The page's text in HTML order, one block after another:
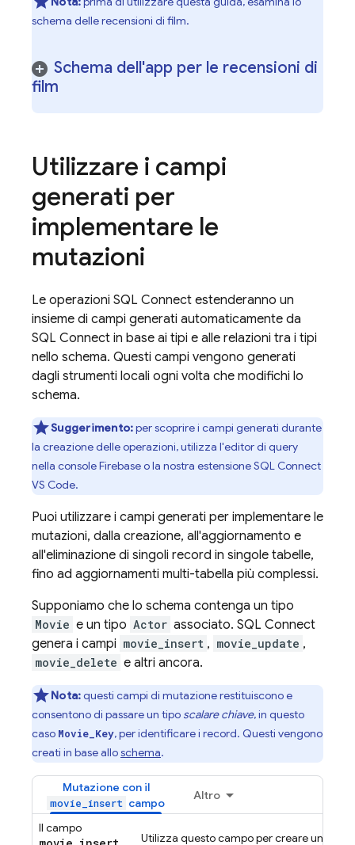
schema delle recensioni di film.
Schema dell'app per le recensioni di
film
Utilizzare i campi
generati per
implementare le
mutazioni
Le operazioni SQL Connect estenderanno un
insieme di campi generati automaticamente da
SQL Connect in base ai tipi e alle relazioni tra i tipi
nello schema. Questi campi vengono generati
dagli strumenti locali ogni volta che modifichi lo
schema.
Suggerimento:per scoprire i campi generati durante
la creazione delle operazioni, utilizza l'editor di query
nella consoleFirebaseo la nostra estensione SQL Connect
VS Code.
Puoi utilizzare i campi generati per implementare le
mutazioni, dalla creazione, all'aggiornamento e
all'eliminazione di singoli record in singole tabelle,
fino ad aggiornamenti multi-tabella più complessi.
Supponiamo che lo schema contenga un tipo
Movie e un tipo Actor associato. SQL Connect
genera i campi movie_insert , movie_update ,
movie_delete e altri ancora.
Nota:questi campi di mutazione restituiscono e
consentono di passare un tipo scalare chiave, in questo
caso Movie_Key, per identificare i record. Questi vengono
creati in base alloschema.
Mutazione con il
movie_insert campo
Altro
Il campo
Utilizza questo campo per creare un